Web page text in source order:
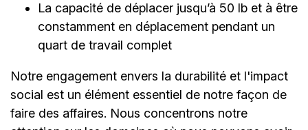
La capacité de déplacer jusqu’à 50 lb et à être
constamment en déplacement pendant un
quart de travail complet
Notre engagement envers la durabilité et l'impact
social est un élément essentiel de notre façon de
faire des affaires. Nous concentrons notre